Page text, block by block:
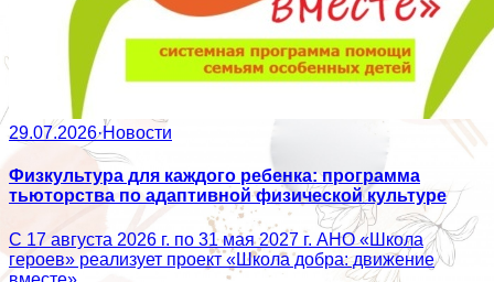
29.07.2026·Новости
Физкультура для каждого ребенка: программа
тьюторства по адаптивной физической культуре
С 17 августа 2026 г. по 31 мая 2027 г. АНО «Школа
героев» реализует проект «Школа добра: движение